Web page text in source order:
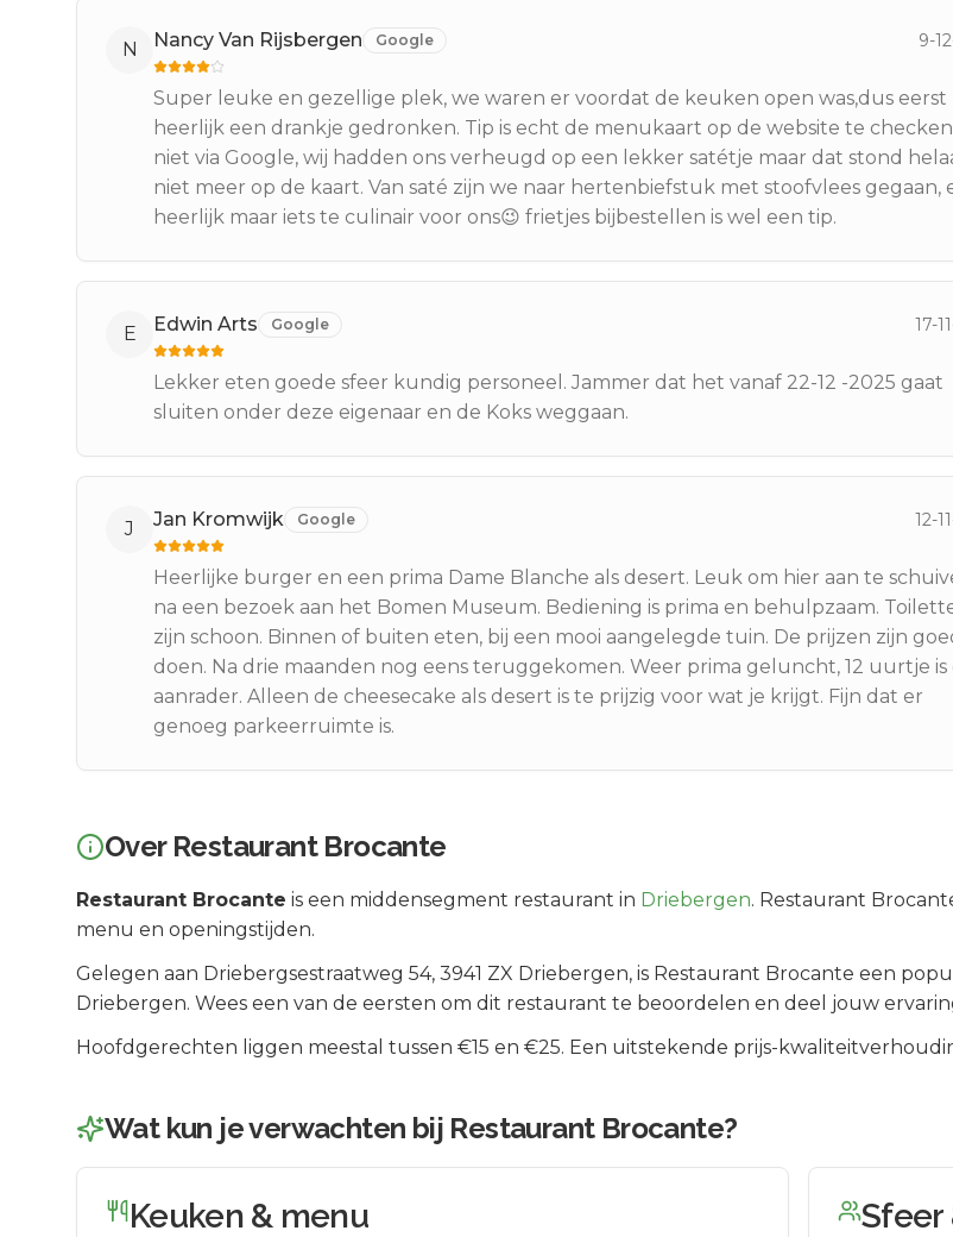
N Nancy Van Rijsbergen Google 9-
Super leuke en gezellige plek, we waren er voordat de keuken open was,dus eerst
heerlijk een drankje gedronken. Tip is echt de menukaart op de website te
niet via Google, wij hadden ons verheugd op een lekker satétje maar dat stond
niet meer op de kaart. Van saté zijn we naar hertenbiefstuk met stoofvlees gegaan,
heerlijk maar iets te culinair voor ons😉 frietjes bijbestellen is wel een tip.
E Edwin Arts Google 17-
Lekker eten goede sfeer kundig personeel. Jammer dat het vanaf 22-12 -2025 gaat
sluiten onder deze eigenaar en de Koks weggaan.
J Jan Kromwijk Google 12-
Heerlijke burger en een prima Dame Blanche als desert. Leuk om hier aan te
na een bezoek aan het Bomen Museum. Bediening is prima en behulpzaam.
zijn schoon. Binnen of buiten eten, bij een mooi aangelegde tuin. De prijzen zijn
doen. Na drie maanden nog eens teruggekomen. Weer prima geluncht, 12 uurtje is
aanrader. Alleen de cheesecake als desert is te prijzig voor wat je krijgt. Fijn dat er
genoeg parkeerruimte is.
Over Restaurant Brocante
Restaurant Brocante is een middensegment restaurant in Driebergen. Restaurant
menu en openingstijden.
Gelegen aan Driebergsestraatweg 54, 3941 ZX Driebergen, is Restaurant Brocante een
Driebergen. Wees een van de eersten om dit restaurant te beoordelen en deel jouw
Hoofdgerechten liggen meestal tussen €15 en €25. Een uitstekende prijs-
Wat kun je verwachten bij Restaurant Brocante?
Keuken & menu Sfeer